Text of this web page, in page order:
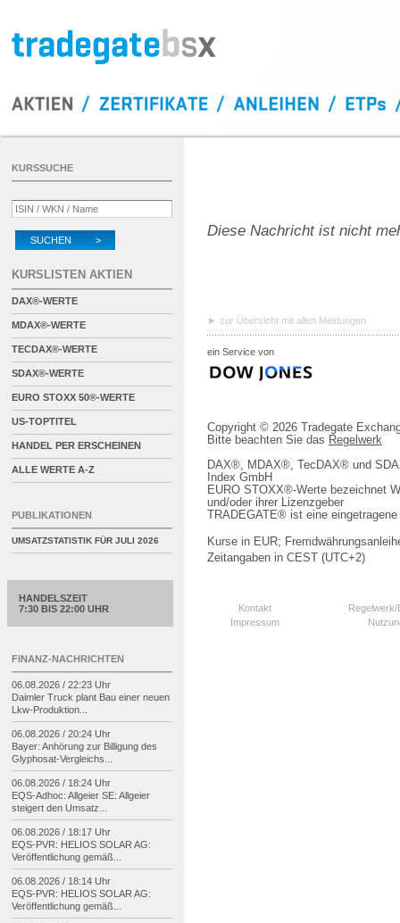
Diese Nachricht ist nicht
zur Übersicht mit allen Meldungen
ein Service von
Copyright © 2026 Tradegate
Bitte beachten Sie das Regelwerk
DAX®, MDAX®, TecDAX® und
Index GmbH
EURO STOXX®-Werte bezeichnet
und/oder ihrer Lizenzgeber
TRADEGATE® ist eine
Kurse in EUR;
Zeitangaben in CEST (UTC+2)
Kontakt
Impressum
KURSSUCHE
SUCHEN >
KURSLISTEN AKTIEN
DAX®-WERTE
MDAX®-WERTE
TECDAX®-WERTE
SDAX®-WERTE
EURO STOXX 50®-WERTE
US-TOPTITEL
HANDEL PER ERSCHEINEN
ALLE WERTE A-Z
PUBLIKATIONEN
UMSATZSTATISTIK FÜR JULI 2026
HANDELSZEIT
7:30 BIS 22:00 UHR
FINANZ-NACHRICHTEN
06.08.2026 / 22:23 Uhr
Daimler Truck plant Bau einer neuen
Lkw-Produktion...
06.08.2026 / 20:24 Uhr
Bayer: Anhörung zur Billigung des
Glyphosat-Vergleichs...
06.08.2026 / 18:24 Uhr
EQS-Adhoc: Allgeier SE: Allgeier
steigert den Umsatz...
06.08.2026 / 18:17 Uhr
EQS-PVR: HELIOS SOLAR AG:
Veröffentlichung gemäß...
06.08.2026 / 18:14 Uhr
EQS-PVR: HELIOS SOLAR AG:
Veröffentlichung gemäß...